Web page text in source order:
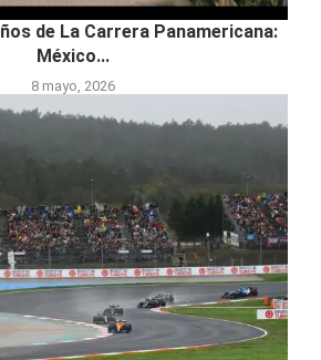
de La Carrera Panamericana:
México...
8 mayo, 2026